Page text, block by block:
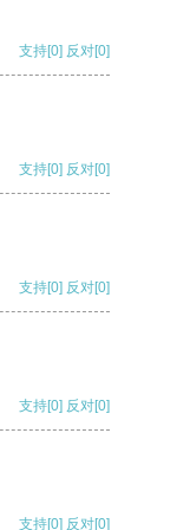
支持[0] 反对[0]
支持[0] 反对[0]
支持[0] 反对[0]
支持[0] 反对[0]
支持[0] 反对[0]